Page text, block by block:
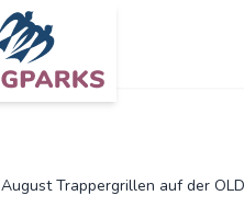
August Trappergrillen auf der OLD